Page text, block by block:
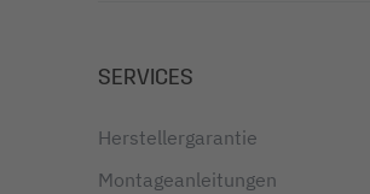
SERVICES
Herstellergarantie
Montageanleitungen